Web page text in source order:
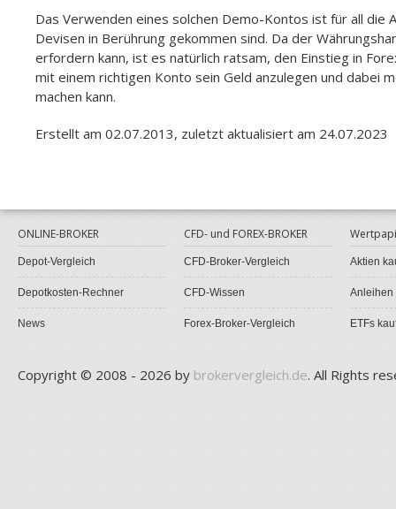
Das Verwenden eines solchen Demo-Kontos ist für all
Devisen in Berührung gekommen sind. Da der
erfordern kann, ist es natürlich ratsam, den Einstieg in
mit einem richtigen Konto sein Geld anzulegen und dabei
machen kann.
Erstellt am 02.07.2013, zuletzt aktualisiert am 24.07.2023
ONLINE-BROKER
Depot-Vergleich
Depotkosten-Rechner
News
CFD- und FOREX-BROKER
CFD-Broker-Vergleich
CFD-Wissen
Forex-Broker-Vergleich
Aktien
Anleihen
ETFs
Copyright © 2008 - 2026 by brokervergleich.de. All Rights